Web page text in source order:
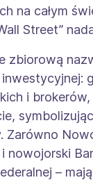
na całym
Street”
zbiorową
i
nowojorski
–